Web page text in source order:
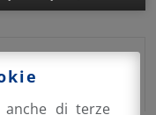
2020
anche di terze